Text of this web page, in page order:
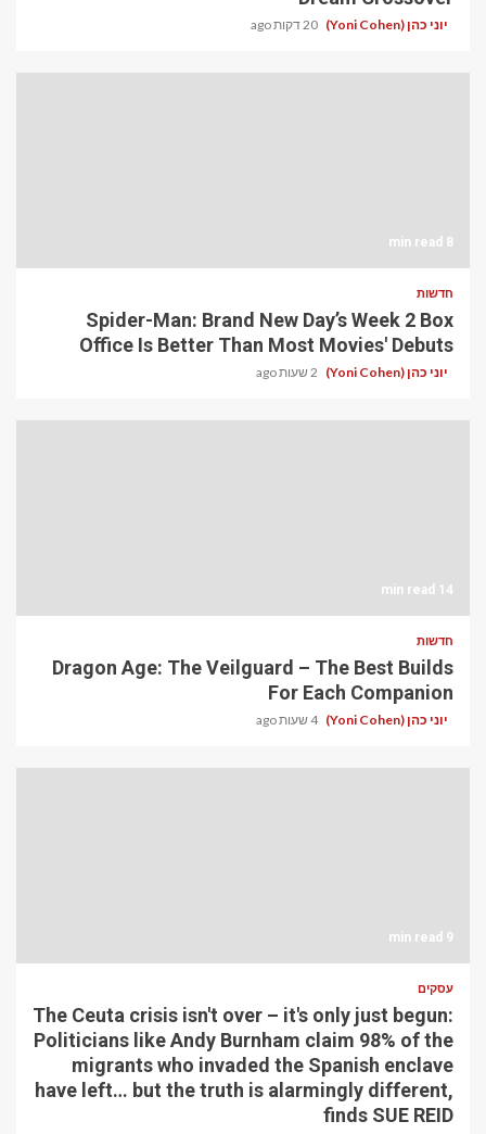
יוני כהן (Yoni Cohen) 20 דקות ago
8 min read
חדשות
Spider-Man: Brand New Day’s Week 2 Box
Office Is Better Than Most Movies' Debuts
יוני כהן (Yoni Cohen) 2 שעות ago
14 min read
חדשות
Dragon Age: The Veilguard – The Best Builds
For Each Companion
יוני כהן (Yoni Cohen) 4 שעות ago
9 min read
עסקים
The Ceuta crisis isn't over – it's only just begun:
Politicians like Andy Burnham claim 98% of the
migrants who invaded the Spanish enclave
have left… but the truth is alarmingly different,
finds SUE REID